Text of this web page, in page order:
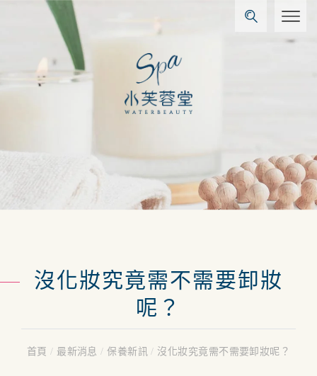
沒化妝究竟需不需要卸妝
呢？
首頁/ 最新消息/ 保養新訊/ 沒化妝究竟需不需要卸妝呢？